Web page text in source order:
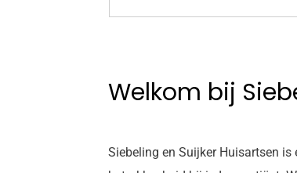
Welkom bij
Siebeling en Suijker Huisartsen